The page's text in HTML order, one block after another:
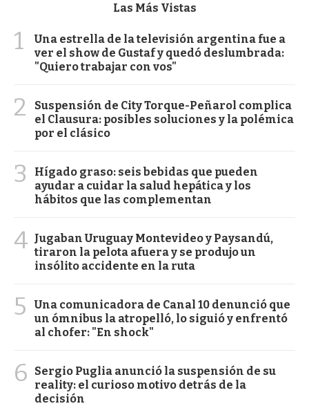
Las Más Vistas
1
Una estrella de la televisión argentina fue a
ver el show de Gustaf y quedó deslumbrada:
"Quiero trabajar con vos"
2
Suspensión de City Torque-Peñarol complica
el Clausura: posibles soluciones y la polémica
por el clásico
3
Hígado graso: seis bebidas que pueden
ayudar a cuidar la salud hepática y los
hábitos que las complementan
4 Jugaban Uruguay Montevideo y Paysandú,
tiraron la pelota afuera y se produjo un
insólito accidente en la ruta
5
Una comunicadora de Canal 10 denunció que
un ómnibus la atropelló, lo siguió y enfrentó
al chofer: "En shock"
6
Sergio Puglia anunció la suspensión de su
reality: el curioso motivo detrás de la
decisión